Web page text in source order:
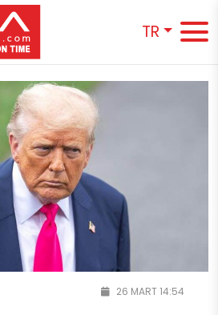
TR
26 MART 14:54